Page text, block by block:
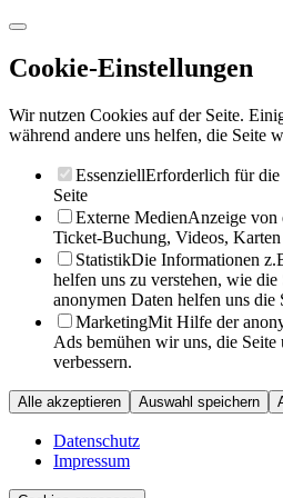
Cookie-Einstellungen
Wir nutzen Cookies auf der Seite.
während andere uns helfen, die Seite
EssenziellErforderlich für
Seite
Externe MedienAnzeige von
Ticket-Buchung, Videos,
StatistikDie Informationen
helfen uns zu verstehen, wie
anonymen Daten helfen uns die
MarketingMit Hilfe der
Ads bemühen wir uns, die
verbessern.
Alle akzeptieren Auswahl speichern
Datenschutz
Impressum